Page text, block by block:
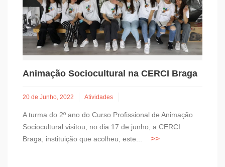
Animação Sociocultural na CERCI Braga
20 de Junho, 2022 Atividades
A turma do 2º ano do Curso Profissional de Animação
Sociocultural visitou, no dia 17 de junho, a CERCI
Braga, instituição que acolheu, este...